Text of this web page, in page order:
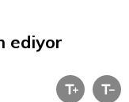
ediyor